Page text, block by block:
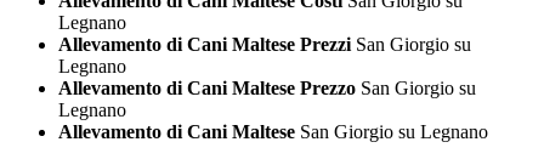
Legnano
Allevamento di Cani Maltese Prezzi San Giorgio su
Legnano
Allevamento di Cani Maltese Prezzo San Giorgio su
Legnano
Allevamento di Cani Maltese San Giorgio su Legnano